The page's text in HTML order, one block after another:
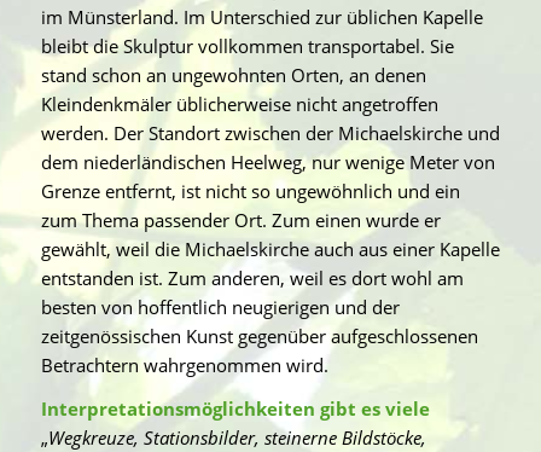
im Münsterland. Im Unterschied zur üblichen Kapelle
bleibt die Skulptur vollkommen transportabel. Sie
stand schon an ungewohnten Orten, an denen
Kleindenkmäler üblicherweise nicht angetroffen
werden. Der Standort zwischen der Michaelskirche und
dem niederländischen Heelweg, nur wenige Meter von
Grenze entfernt, ist nicht so ungewöhnlich und ein
zum Thema passender Ort. Zum einen wurde er
gewählt, weil die Michaelskirche auch aus einer Kapelle
entstanden ist. Zum anderen, weil es dort wohl am
besten von hoffentlich neugierigen und der
zeitgenössischen Kunst gegenüber aufgeschlossenen
Betrachtern wahrgenommen wird.
Interpretationsmöglichkeiten gibt es viele
„Wegkreuze, Stationsbilder, steinerne Bildstöcke,